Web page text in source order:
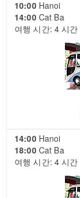
10:00Hanoi
14:00Cat Ba
여행 시간: 4 시간
14:00Hanoi
18:00Cat Ba
여행 시간: 4 시간